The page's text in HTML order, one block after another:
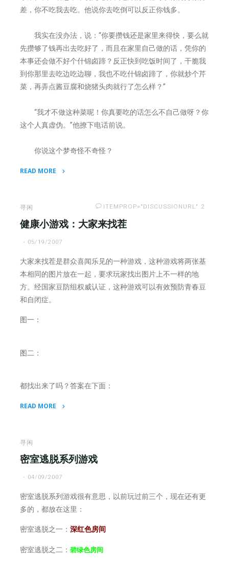
差，你不吃我去吃。他说你去吃倒可以反正你钱多。
我实在没办法，说：“你要攒钱还是家里来得快，要么就
先攒够了钱再出去吃好了，而且在家里自己做的话，凭你的
本事还会做不好个什锦卤蹄？反正快到吃饭时间了，干脆我
到你那里去吃边吃边聊，我也不吃什锦卤蹄了，你就炒个芹
菜，再弄点酱豆腐和烧猪头肉就行了怎么样？”
“我才不做这种菜呢！你真要吃的话怎么不自己做呀？你
这个人真虚伪。”他撩下电话前说。
你说这个梦奇怪不奇怪？
READ MORE
五
珍
烩"
寻闲 ITEMPROP="DISCUSSIONURL" 2
健康小游戏：大家来找茬
05/19/2007
大家来找茬是群众喜闻乐见的一种游戏，这种游戏将两张基
本相同的图片放在一起，要求玩家找出图片上不一样的地
方。经国家豆防组权威认证，这种游戏可以有效预防青春豆
和自闭症。
图一：
图二：
都找出来了吗？答案在下面：
READ MORE
小
游
戏：
大
家
找
茬"
寻闲
密室逃脱系列游戏
04/09/2007
密室逃脱系列游戏很有意思，以前玩过前三个，现在还有更
多的，都放在这里：
密室逃脱之一：深红色房间
密室逃脱之二：碧绿色房间